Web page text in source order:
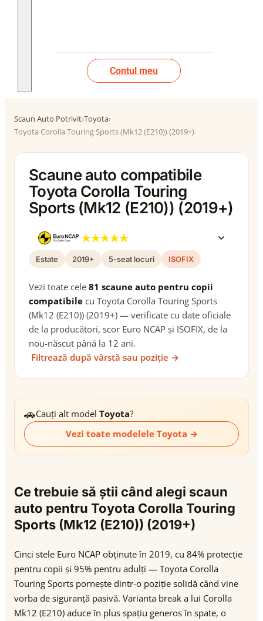
Contul meu
Scaun Auto Potrivit›Toyota›
Toyota Corolla Touring Sports (Mk12 (E210)) (2019+)
Scaune auto compatibile
Toyota Corolla Touring
Sports (Mk12 (E210)) (2019+)
Estate 2019+ 5-seat locuri ISOFIX
Vezi toate cele 81 scaune auto pentru copii
compatibile cu Toyota Corolla Touring Sports
(Mk12 (E210)) (2019+) — verificate cu date oficiale
de la producători, scor Euro NCAP și ISOFIX, de la
nou-născut până la 12 ani.
Filtrează după vârstă sau poziție →
🚗Cauți alt model Toyota?
Vezi toate modelele Toyota →
Ce trebuie să știi când alegi scaun
auto pentru Toyota Corolla Touring
Sports (Mk12 (E210)) (2019+)
Cinci stele Euro NCAP obținute în 2019, cu 84% protecție
pentru copii și 95% pentru adulți — Toyota Corolla
Touring Sports pornește dintr-o poziție solidă când vine
vorba de siguranță pasivă. Varianta break a lui Corolla
Mk12 (E210) aduce în plus spațiu generos în spate, o